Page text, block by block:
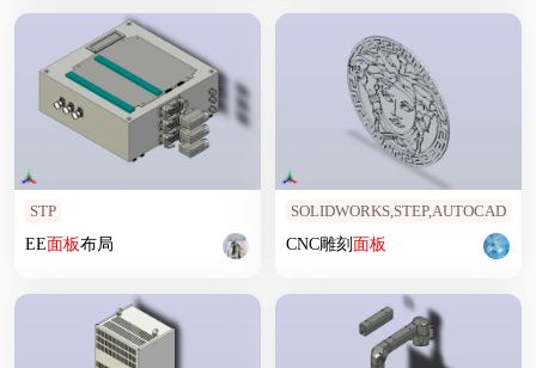
STP
EE面板布局
SOLIDWORKS,STEP,AUTOCAD
CNC雕刻面板